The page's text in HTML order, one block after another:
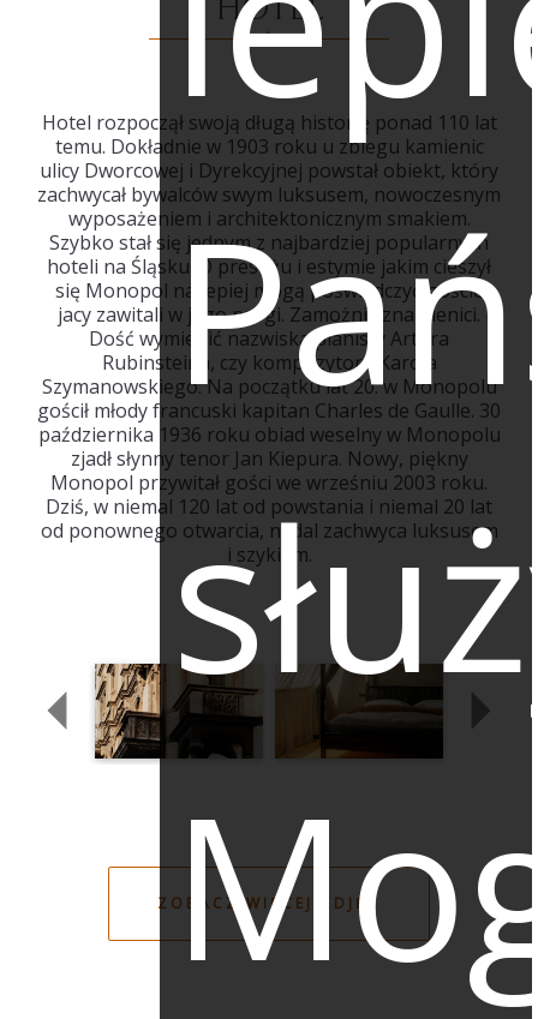
HOTEL
Hotel rozpoczął swoją długą historię ponad 110 lat
temu. Dokładnie w 1903 roku u zbiegu kamienic
ulicy Dworcowej i Dyrekcyjnej powstał obiekt, który
zachwycał bywalców swym luksusem, nowoczesnym
wyposażeniem i architektonicznym smakiem.
Szybko stał się jednym z najbardziej popularnych
hoteli na Śląsku. O prestiżu i estymie jakim cieszył
się Monopol najlepiej mogą poświadczyć goście
jacy zawitali w jego progi. Zamożni i znamienici.
Dość wymienić nazwiska pianisty Artura
Rubinsteina, czy kompozytora Karola
Szymanowskiego. Na początku lat 20. w Monopolu
gościł młody francuski kapitan Charles de Gaulle. 30
października 1936 roku obiad weselny w Monopolu
zjadł słynny tenor Jan Kiepura. Nowy, piękny
Monopol przywitał gości we wrześniu 2003 roku.
Dziś, w niemal 120 lat od powstania i niemal 20 lat
od ponownego otwarcia, nadal zachwyca luksusem
i szykiem.
ZOBACZ WIĘCEJ ZDJĘĆ